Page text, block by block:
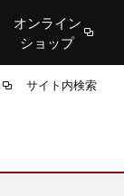
オンライン
ショップ
サイト内検索